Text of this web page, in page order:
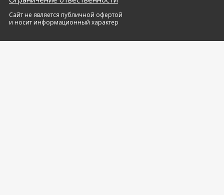
Сайт не является публичной офертой
и носит информационный характер